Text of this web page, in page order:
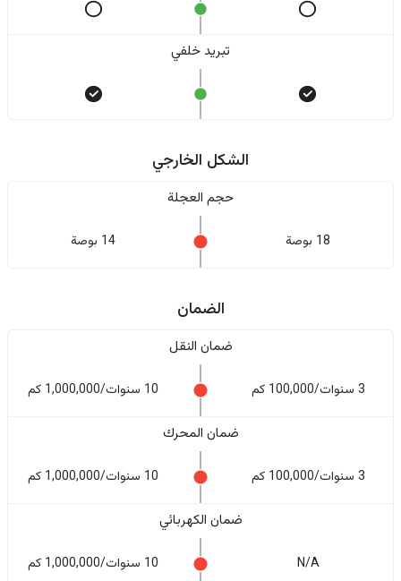
تبريد خلفي
الشكل الخارجي
حجم العجلة
18 بوصة 14 بوصة
الضمان
ضمان النقل
3 سنوات/100,000 كم 10 سنوات/1,000,000 كم
ضمان المحرك
3 سنوات/100,000 كم 10 سنوات/1,000,000 كم
ضمان الكهربائي
N/A 10 سنوات/1,000,000 كم